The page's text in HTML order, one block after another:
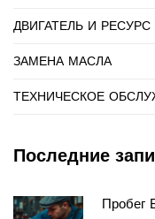
ДВИГАТЕЛЬ И РЕСУРС
ЗАМЕНА МАСЛА
ТЕХНИЧЕСКОЕ
Последние
Пробег